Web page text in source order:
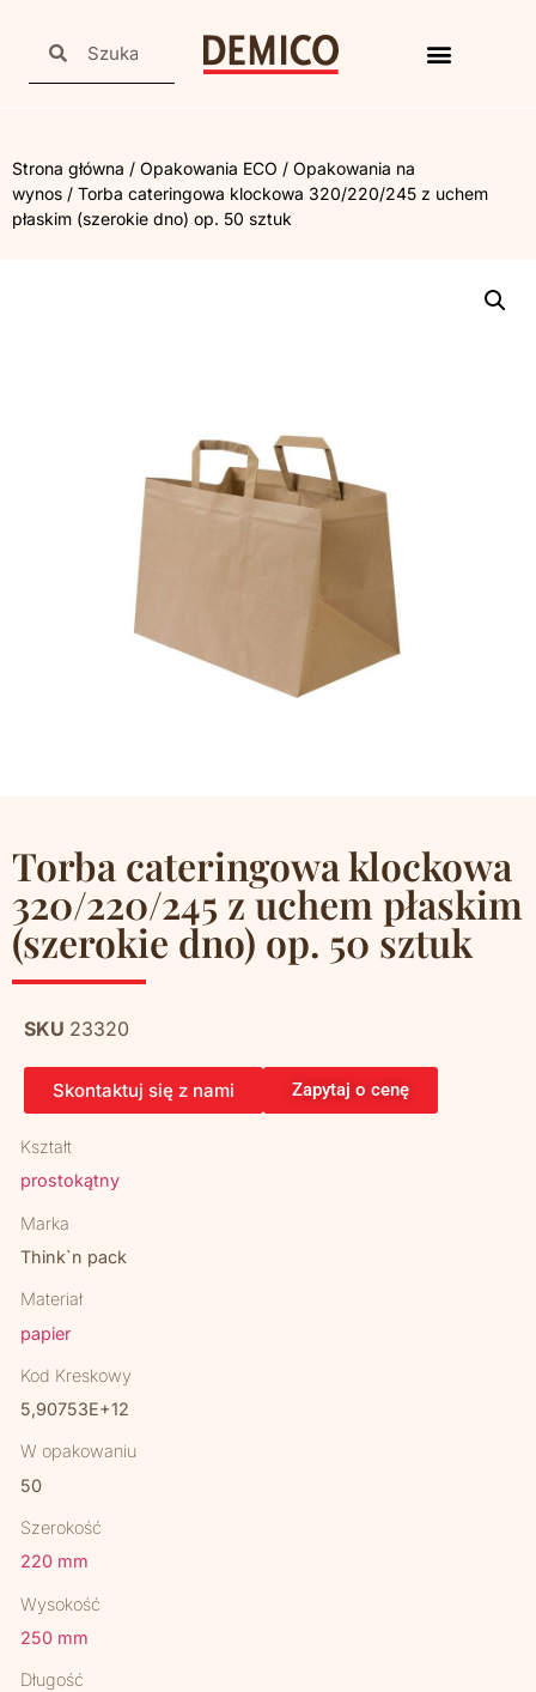
Strona główna / Opakowania ECO / Opakowania na
wynos / Torba cateringowa klockowa 320/220/245 z uchem
płaskim (szerokie dno) op. 50 sztuk
Torba cateringowa klockowa
320/220/245 z uchem płaskim
(szerokie dno) op. 50 sztuk
SKU 23320
Skontaktuj się z nami Zapytaj o cenę
Kształt
prostokątny
Marka
Think`n pack
Materiał
papier
Kod Kreskowy
5,90753E+12
W opakowaniu
50
Szerokość
220 mm
Wysokość
250 mm
Długość